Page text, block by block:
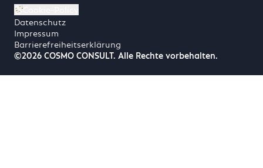
Datenschutz
Impressum
Barrierefreiheitserklärung
©2026 COSMO CONSULT. Alle Rechte vorbehalten.